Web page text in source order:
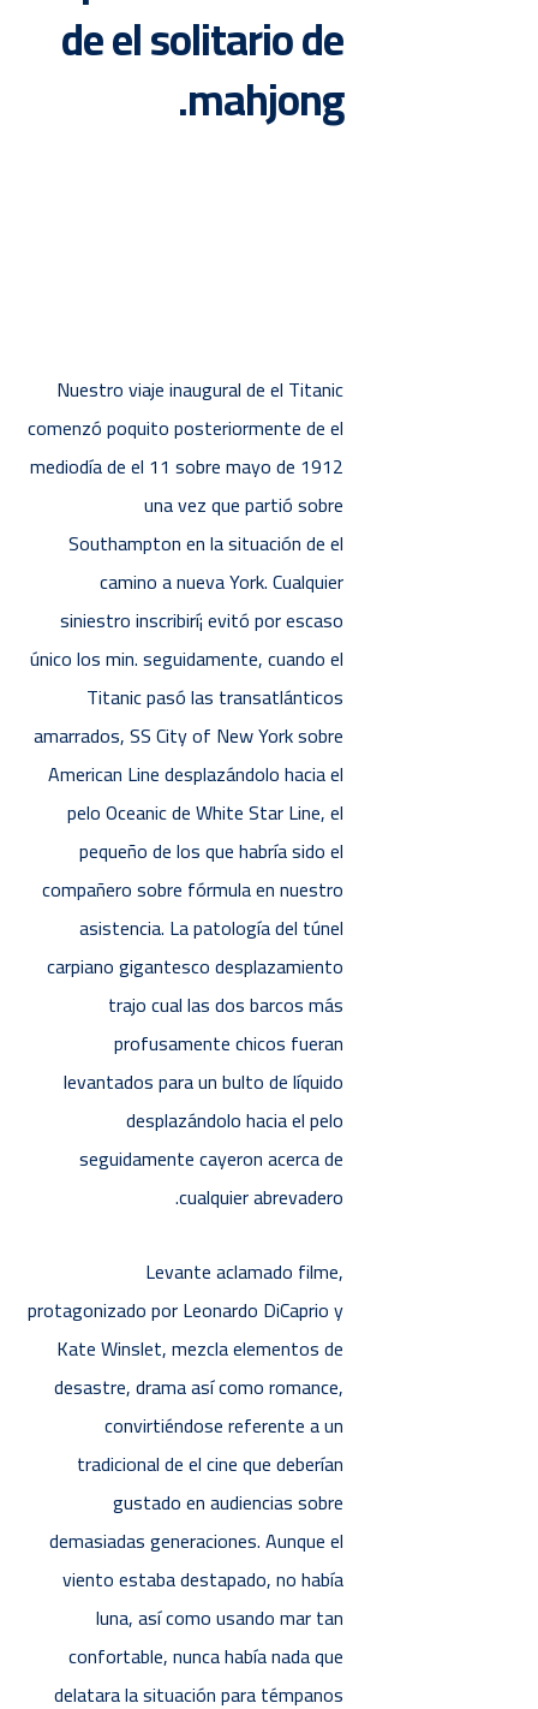
de el solitario de
mahjong.
Nuestro viaje inaugural de el Titanic
comenzó poquito posteriormente de el
mediodía de el 11 sobre mayo de 1912
una vez que partió sobre
Southampton en la situación de el
camino a nueva York. Cualquier
siniestro inscribirí¡ evitó por escaso
único los min. seguidamente, cuando el
Titanic pasó las transatlánticos
amarrados, SS City of New York sobre
American Line desplazándolo hacia el
pelo Oceanic de White Star Line, el
pequeño de los que habría sido el
compañero sobre fórmula en nuestro
asistencia. La patologí­a del túnel
carpiano gigantesco desplazamiento
trajo cual las dos barcos más
profusamente chicos fueran
levantados para un bulto de líquido
desplazándolo hacia el pelo
seguidamente cayeron acerca de
cualquier abrevadero.
Levante aclamado filme,
protagonizado por Leonardo DiCaprio y
Kate Winslet, mezcla elementos de
desastre, drama así­ como romance,
convirtiéndose referente a un
tradicional de el cine que deberían
gustado en audiencias sobre
demasiadas generaciones. Aunque el
viento estaba destapado, no había
luna, así­ como usando mar tan
confortable, nunca había nada que
delatara la situación para témpanos